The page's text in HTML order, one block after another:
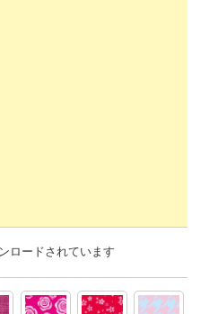
ロードされています